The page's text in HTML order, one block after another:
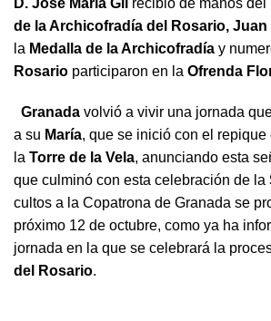
D. José María Gil recibió de manos del
de la Archicofradía del Rosario,
la Medalla de la Archicofradía y
Rosario participaron en la Ofrenda
Granada volvió a vivir una jornada
a su María, que se inició con el
la Torre de la Vela, anunciando esta
que culminó con esta celebración de la
cultos a la Copatrona de Granada se
próximo 12 de octubre, como ya ha
jornada en la que se celebrará la
del Rosario.